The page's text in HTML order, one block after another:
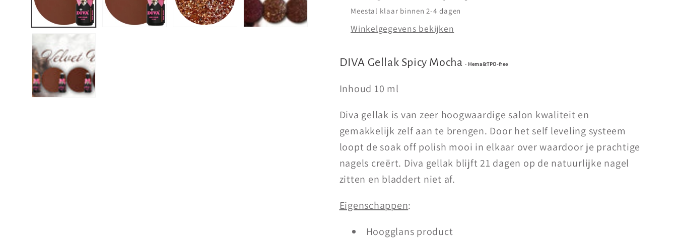
Meestal klaar binnen 2-4 dagen
Winkelgegevens bekijken
DIVA Gellak Spicy Mocha - Hema&TPO-free
Inhoud 10 ml
Diva gellak is van zeer hoogwaardige salon kwaliteit en
gemakkelijk zelf aan te brengen. Door het self leveling systeem
loopt de soak off polish mooi in elkaar over waardoor je prachtige
nagels creërt. Diva gellak blijft 21 dagen op de natuurlijke nagel
zitten en bladdert niet af.
Eigenschappen:
Hoogglans product